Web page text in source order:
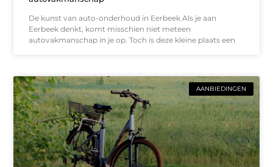
De kunst van auto-onderhoud in Eerbeek Als je aan
Eerbeek denkt, komt misschien niet meteen
autovakmanschap in je op. Toch is deze kleine plaats een
AANBIEDINGEN